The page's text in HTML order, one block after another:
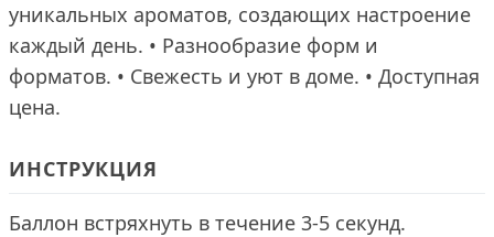
уникальных ароматов, создающих настроение
каждый день. • Разнообразие форм и
форматов. • Свежесть и уют в доме. • Доступная
цена.
ИНСТРУКЦИЯ
Баллон встряхнуть в течение 3-5 секунд.